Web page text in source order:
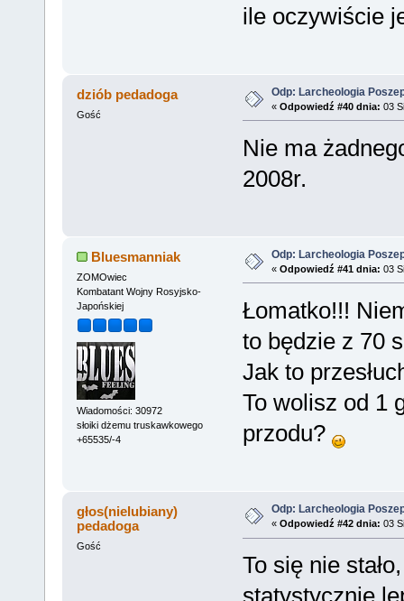
ile oczywiście
dziób pedadoga
Gość
Odp: Larcheologia
« Odpowiedź #40 dnia: 03
Nie ma
2008r.
Bluesmanniak
ZOMOwiec
Kombatant Wojny Rosyjsko-
Japońskiej
Wiadomości: 30972
słoiki dżemu truskawkowego
+65535/-4
Odp: Larcheologia
« Odpowiedź #41 dnia: 03
Łomatko!!!
to będzie z 70
Jak to
To wolisz od 1
przodu?
głos(nielubiany)
pedadoga
Gość
Odp: Larcheologia
« Odpowiedź #42 dnia: 03
To się nie